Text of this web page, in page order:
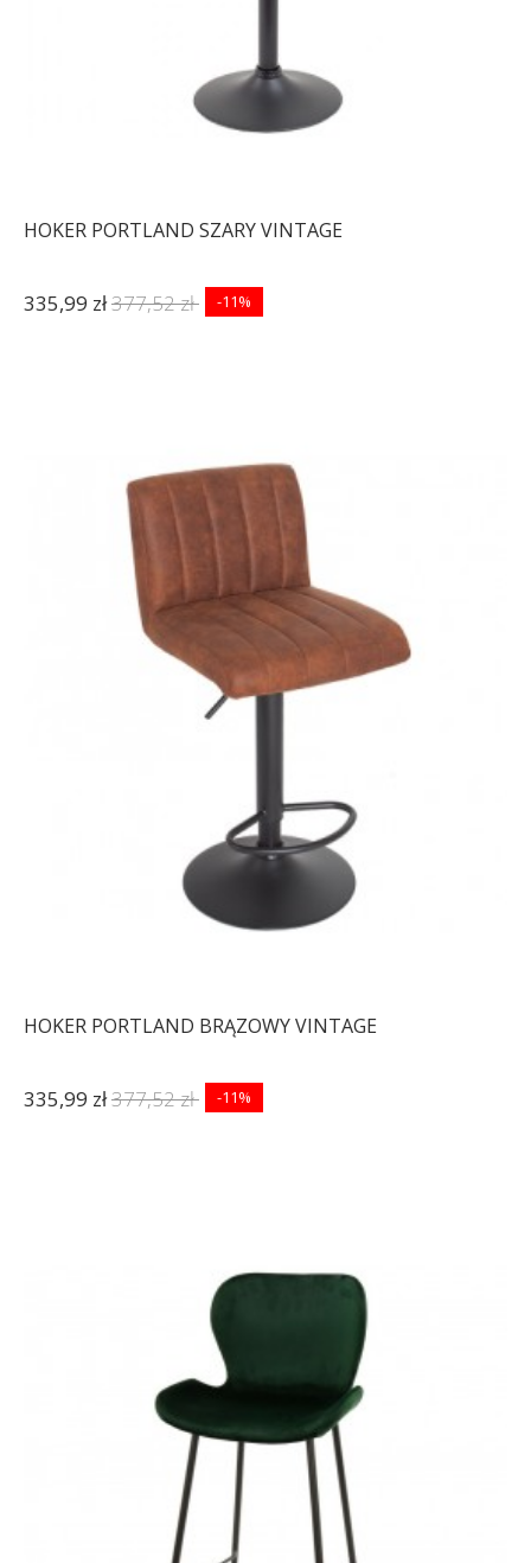
HOKER PORTLAND SZARY VINTAGE
335,99 zł377,52 zł -11%
HOKER PORTLAND BRĄZOWY VINTAGE
335,99 zł377,52 zł -11%